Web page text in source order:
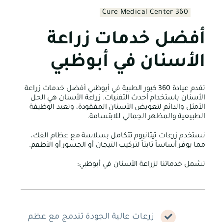
360 Cure Medical Center
أفضل خدمات زراعة
الأسنان في أبوظبي
تقدم عيادة 360 كيور الطبية في أبوظبي أفضل خدمات زراعة
الأسنان باستخدام أحدث التقنيات. زراعة الأسنان هي الحل
الأمثل والدائم لتعويض الأسنان المفقودة، وتعيد الوظيفة
الطبيعية والمظهر الجمالي للابتسامة.
نستخدم زرعات تيتانيوم تتكامل بسلاسة مع عظام الفك،
مما يوفر أساساً ثابتاً لتركيب التيجان أو الجسور أو الأطقم.
تشمل خدماتنا لزراعة الأسنان في أبوظبي:
زرعات عالية الجودة تندمج مع عظم